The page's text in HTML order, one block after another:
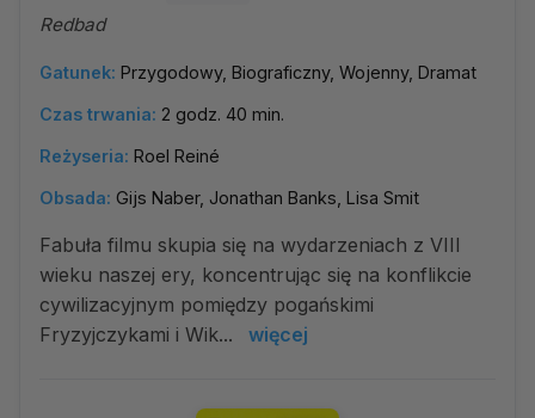
Redbad
Gatunek: Przygodowy, Biograficzny, Wojenny, Dramat
Czas trwania: 2 godz. 40 min.
Reżyseria: Roel Reiné
Obsada: Gijs Naber, Jonathan Banks, Lisa Smit
Fabuła filmu skupia się na wydarzeniach z VIII
wieku naszej ery, koncentrując się na konflikcie
cywilizacyjnym pomiędzy pogańskimi
Fryzyjczykami i Wik...
więcej